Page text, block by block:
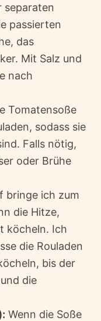
separaten
passierten
das
Mit Salz und
nach
Tomatensoße
sodass sie
Falls nötig,
oder Brühe
bringe ich zum
die Hitze,
köcheln. Ich
die Rouladen
bis der
die
Wenn die Soße